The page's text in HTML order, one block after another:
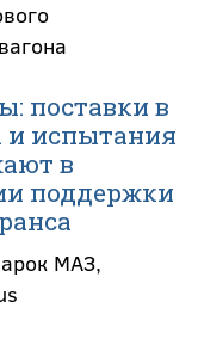
поставки в
и испытания
в
поддержки
МАЗ,